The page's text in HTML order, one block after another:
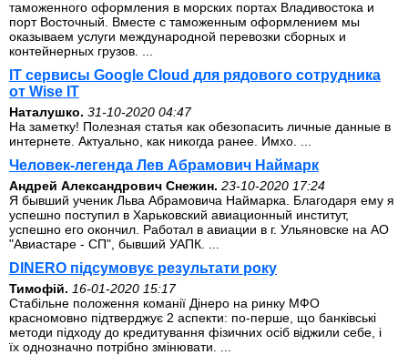
таможенного оформления в морских портах Владивостока и
порт Восточный. Вместе с таможенным оформлением мы
оказываем услуги международной перевозки сборных и
контейнерных грузов. ...
IT сервисы Google Cloud для рядового сотрудника
от Wise IT
Наталушко. 31-10-2020 04:47
На заметку! Полезная статья как обезопасить личные данные в
интернете. Актуально, как никогда ранее. Имхо. ...
Человек-легенда Лев Абрамович Наймарк
Андрей Александрович Снежин. 23-10-2020 17:24
Я бывший ученик Льва Абрамовича Наймарка. Благодаря ему я
успешно поступил в Харьковский авиационный институт,
успешно его окончил. Работал в авиации в г. Ульяновске на АО
"Авиастаре - СП", бывший УАПК. ...
DINERO підсумовує результати року
Тимофій. 16-01-2020 15:17
Стабільне положення команії Дінеро на ринку МФО
красномовно підтверджує 2 аспекти: по-перше, що банківські
методи підходу до кредитування фізичних осіб віджили себе, і
їх однозначно потрібно змінювати. ...